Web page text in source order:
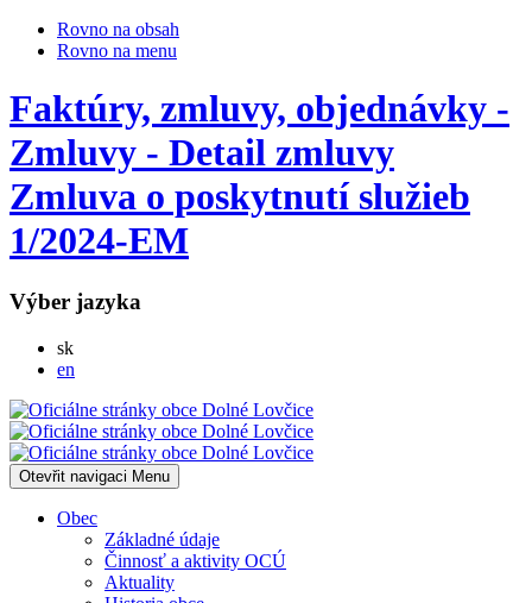
Rovno na obsah
Rovno na menu
Faktúry, zmluvy, objednávky -
Zmluvy - Detail zmluvy
Zmluva o poskytnutí služieb
1/2024-EM
Výber jazyka
skSlovensky
en
Otevřit navigaci Menu
Obec
Základné údaje
Činnosť a aktivity OCÚ
Aktuality